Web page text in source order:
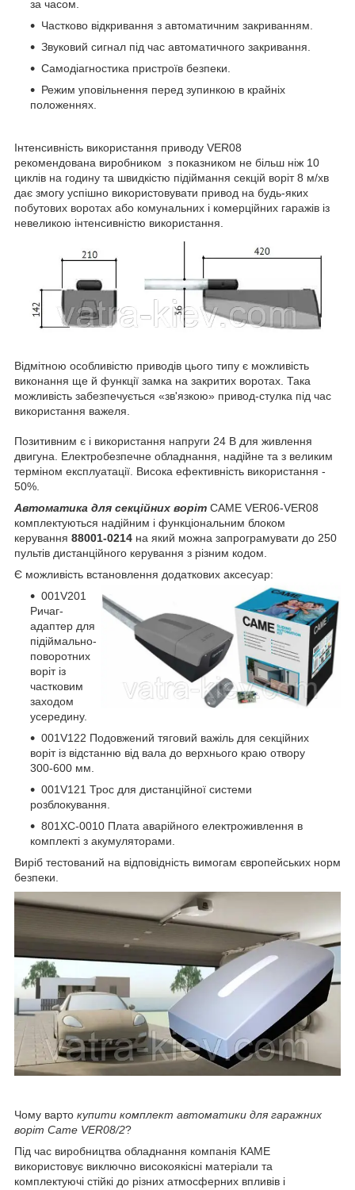
за часом.
Частково відкривання з автоматичним закриванням.
Звуковий сигнал під час автоматичного закривання.
Самодіагностика пристроїв безпеки.
Режим уповільнення перед зупинкою в крайніх
положеннях.
Інтенсивність використання приводу VER08
рекомендована виробником з показником не більш ніж 10
циклів на годину та швидкістю підіймання секцій воріт 8 м/хв
дає змогу успішно використовувати привод на будь-яких
побутових воротах або комунальних і комерційних гаражів із
невеликою інтенсивністю використання.
Відмітною особливістю приводів цього типу є можливість
виконання ще й функції замка на закритих воротах. Така
можливість забезпечується «зв'язкою» привод-стулка під час
використання важеля.
Позитивним є і використання напруги 24 В для живлення
двигуна. Електробезпечне обладнання, надійне та з великим
терміном експлуатації. Висока ефективність використання -
50%.
Автоматика для секційних воріт CAME VER06-VER08
комплектуються надійним і функціональним блоком
керування 88001-0214 на який можна запрограмувати до 250
пультів дистанційного керування з різним кодом.
Є можливість встановлення додаткових аксесуар:
001V201
Ричаг-
адаптер для
підіймально-
поворотних
воріт із
частковим
заходом
усередину.
001V122 Подовжений тяговий важіль для секційних
воріт із відстанню від вала до верхнього краю отвору
300-600 мм.
001V121 Трос для дистанційної системи
розблокування.
801XC-0010 Плата аварійного електроживлення в
комплекті з акумуляторами.
Виріб тестований на відповідність вимогам європейських норм
безпеки.
Чому варто купити комплект автоматики для гаражних
воріт Came VER08/2?
Під час виробництва обладнання компанія КАМЕ
використовує виключно високоякісні матеріали та
комплектуючі стійкі до різних атмосферних впливів і